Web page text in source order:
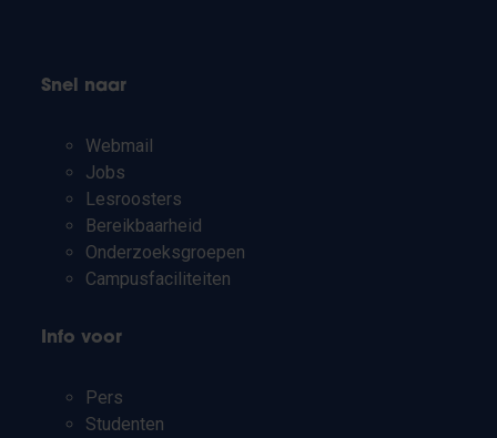
Snel naar
Webmail
Jobs
Lesroosters
Bereikbaarheid
Onderzoeksgroepen
Campusfaciliteiten
Info voor
Pers
Studenten